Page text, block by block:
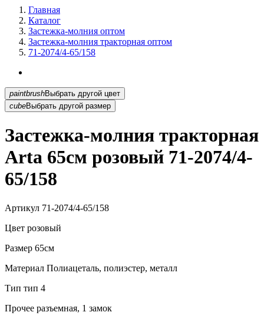
Главная
Каталог
Застежка-молния оптом
Застежка-молния тракторная оптом
71-2074/4-65/158
paintbrush
Выбрать другой цвет
cubeВыбрать другой размер
Застежка-молния тракторная
Arta 65см розовый 71-2074/4-
65/158
Артикул 71-2074/4-65/158
Цвет розовый
Размер 65см
Материал Полиацеталь, полиэстер, металл
Тип тип 4
Прочее разъемная, 1 замок